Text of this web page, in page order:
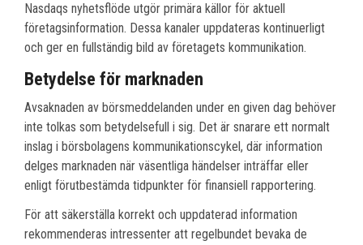
Nasdaqs nyhetsflöde utgör primära källor för aktuell
företagsinformation. Dessa kanaler uppdateras kontinuerligt
och ger en fullständig bild av företagets kommunikation.
Betydelse för marknaden
Avsaknaden av börsmeddelanden under en given dag behöver
inte tolkas som betydelsefull i sig. Det är snarare ett normalt
inslag i börsbolagens kommunikationscykel, där information
delges marknaden när väsentliga händelser inträffar eller
enligt förutbestämda tidpunkter för finansiell rapportering.
För att säkerställa korrekt och uppdaterad information
rekommenderas intressenter att regelbundet bevaka de